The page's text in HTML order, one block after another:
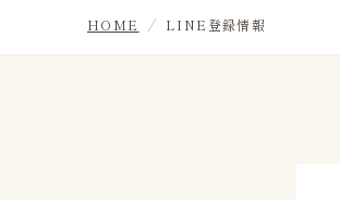
HOME LINE登録情報